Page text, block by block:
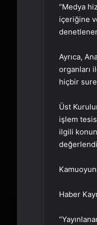
“Medya
içeriğine
Ayrıca,
organları
hiçbir
Üst
işlem
ilgili
Haber